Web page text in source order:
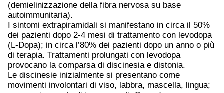
(demielinizzazione della fibra nervosa su base
autoimmunitaria).
I sintomi extrapiramidali si manifestano in circa il 50%
dei pazienti dopo 2-4 mesi di trattamento con levodopa
(L-Dopa); in circa l’80% dei pazienti dopo un anno o più
di terapia. Trattamenti prolungati con levodopa
provocano la comparsa di discinesia e distonia.
Le discinesie inizialmente si presentano come
movimenti involontari di viso, labbra, mascella, lingua;